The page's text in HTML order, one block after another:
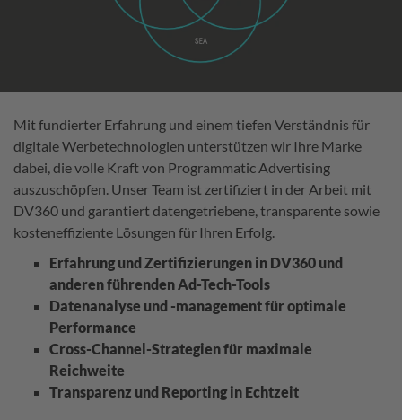
Mit fundierter Erfahrung und einem tiefen Verständnis für
digitale Werbetechnologien unterstützen wir Ihre Marke
dabei, die volle Kraft von Programmatic Advertising
auszuschöpfen. Unser Team ist zertifiziert in der Arbeit mit
DV360 und garantiert datengetriebene, transparente sowie
kosteneffiziente Lösungen für Ihren Erfolg.
Erfahrung und Zertifizierungen in DV360 und
anderen führenden Ad-Tech-Tools
Datenanalyse und -management für optimale
Performance
Cross-Channel-Strategien für maximale
Reichweite
Transparenz und Reporting in Echtzeit